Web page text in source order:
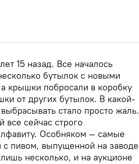
15 назад. Все началось
бутылок с новыми
крышки побросали в коробку
от других бутылок. В какой-
стало просто жаль.
все сейчас строго
Особняком — самые
пивом, выпущенной на заводе
несколько, и на аукционе